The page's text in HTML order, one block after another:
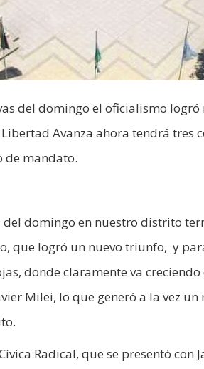
del domingo el oficialismo
Avanza ahora tendrá tres
de mandato.
del domingo en nuestro distrito
que logró un nuevo triunfo, y
donde claramente va
Milei, lo que generó a la vez
Radical, que se presentó